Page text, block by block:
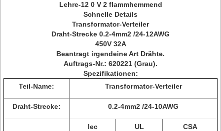
Lehre-12 0 V 2 flammhemmend
Schnelle Details
Transformator-Verteiler
Draht-Strecke 0.2-4mm2 /24-12AWG
450V32A
Beantragt irgendeine Art Drähte.
Auftrags-Nr.: 620221 (Grau).
Spezifikationen:
Teil-Name:
Transformator-Verteiler
Draht-Strecke: 0.2-4mm2 /24-10AWG
Iec UL CSA